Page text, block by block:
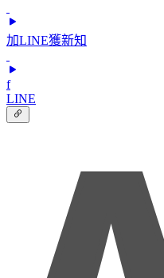
加LINE獲新知
f
LINE